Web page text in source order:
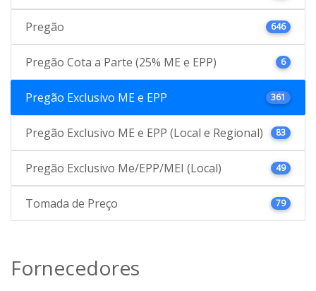
Pregão 646
Pregão Cota a Parte (25% ME e EPP) 6
Pregão Exclusivo ME e EPP 361
Pregão Exclusivo ME e EPP (Local e Regional) 83
Pregão Exclusivo Me/EPP/MEI (Local) 49
Tomada de Preço 79
Fornecedores